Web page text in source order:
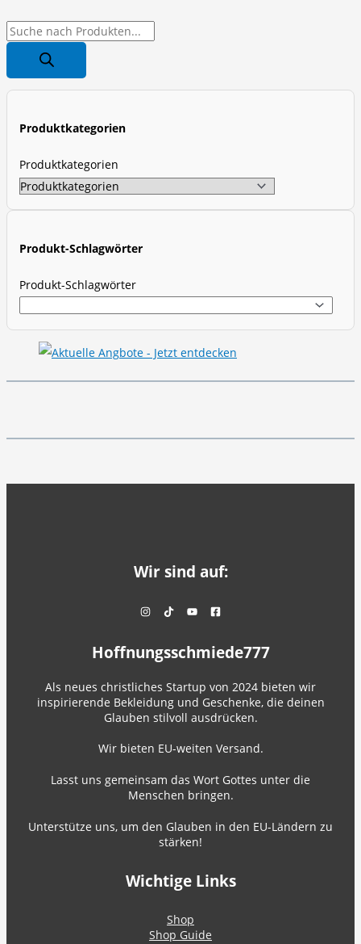
P
o
d
s
Produktkategorien
Produktkategorien
Produkt-Schlagwörter
Produkt-Schlagwörter
Wir sind auf:
Hoffnungsschmiede777
Als neues christliches Startup von 2024 bieten wir
inspirierende Bekleidung und Geschenke, die deinen
Glauben stilvoll ausdrücken.
Wir bieten EU-weiten Versand.
Lasst uns gemeinsam das Wort Gottes unter die
Menschen bringen.
Unterstütze uns, um den Glauben in den EU-Ländern zu
stärken!
Wichtige Links
Shop
Shop Guide